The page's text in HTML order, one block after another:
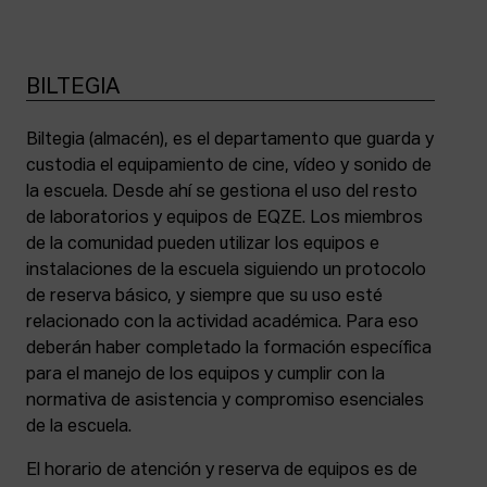
BILTEGIA
Biltegia (almacén), es el departamento que guarda y
custodia el equipamiento de cine, vídeo y sonido de
la escuela. Desde ahí se gestiona el uso del resto
de laboratorios y equipos de EQZE. Los miembros
de la comunidad pueden utilizar los equipos e
instalaciones de la escuela siguiendo un protocolo
de reserva básico, y siempre que su uso esté
relacionado con la actividad académica. Para eso
deberán haber completado la formación específica
para el manejo de los equipos y cumplir con la
normativa de asistencia y compromiso esenciales
de la escuela.
El horario de atención y reserva de equipos es de